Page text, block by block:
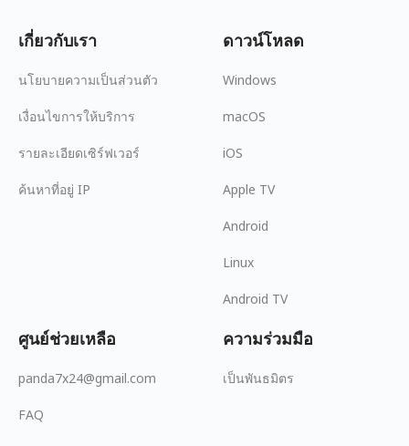
เกี่ยวกับเรา
นโยบายความเป็นส่วนตัว
เงื่อนไขการให้บริการ
รายละเอียดเซิร์ฟเวอร์
ค้นหาที่อยู่ IP
ดาวน์โหลด
Windows
macOS
iOS
Apple TV
Android
Linux
Android TV
ศูนย์ช่วยเหลือ
panda7x24@gmail.com
FAQ
ความร่วมมือ
เป็นพันธมิตร